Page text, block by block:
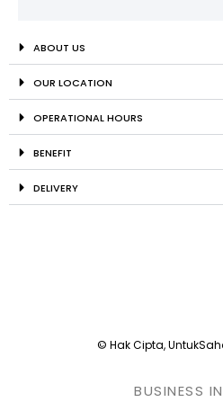
ABOUT US
OUR LOCATION
OPERATIONAL HOURS
BENEFIT
DELIVERY
© Hak Cipta,
BUSINESS